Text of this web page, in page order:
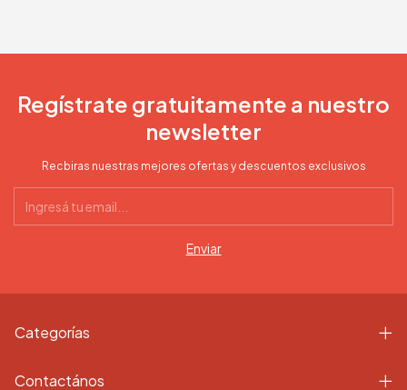
Regístrate gratuitamente a nuestro
newsletter
Recbiras nuestras mejores ofertas y descuentos exclusivos
Categorías
Contactános